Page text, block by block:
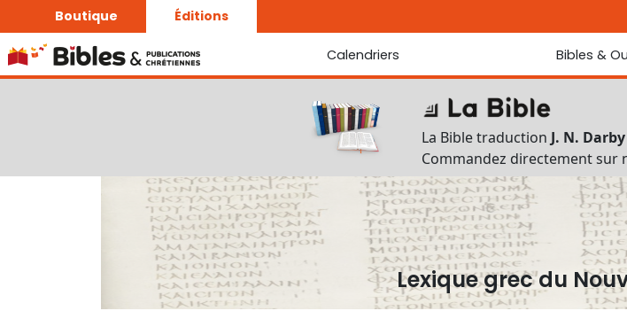
Boutique Éditions
Calendriers
La Bonne Semence
Le Seigneur est proche
Bibles &
Bibles
Traduction J. N. Darby
Traduction J. N. Darby
Ancien Testament
Nouveau Testament
Outils
Lexique grec du
Téléchargements
La Bible traduction J. N.
Commandez directement sur
Lexique grec du